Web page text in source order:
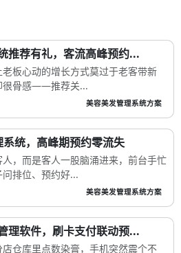
推荐有礼，客流高峰预约...
板心动的增长方式莫过于老客带新
很骨感——推荐关...
美容美发管理系统方案
统，高峰期预约零流失
，而是客人一股脑涌进来，前台手忙
排位、预约好...
美容美发管理系统方案
理软件，刷卡支付联动预...
仓库里点数染膏，手机突然震个不